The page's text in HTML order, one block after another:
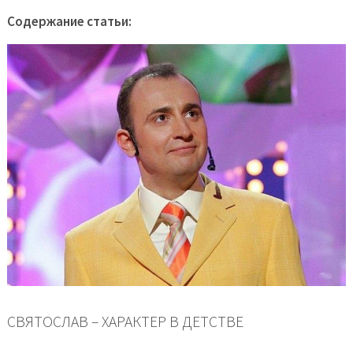
Содержание статьи:
СВЯТОСЛАВ – ХАРАКТЕР В ДЕТСТВЕ